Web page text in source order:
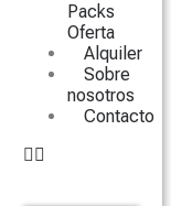
Packs
Oferta
Alquiler
Sobre
nosotros
Contacto